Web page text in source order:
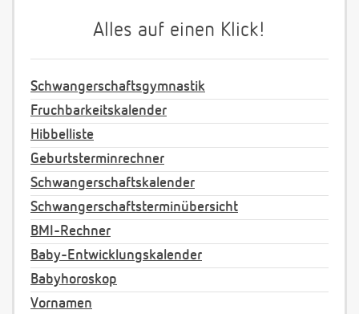
Alles auf einen Klick!
Schwangerschaftsgymnastik
Fruchbarkeitskalender
Hibbelliste
Geburtsterminrechner
Schwangerschaftskalender
Schwangerschaftsterminübersicht
BMI-Rechner
Baby-Entwicklungskalender
Babyhoroskop
Vornamen